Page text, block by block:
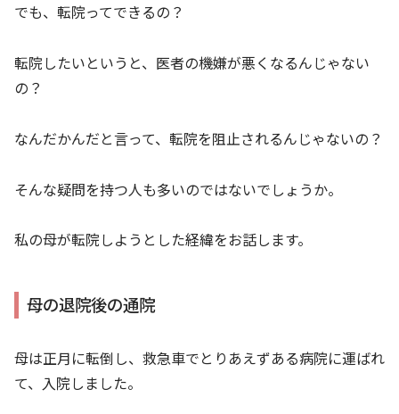
でも、転院ってできるの？
転院したいというと、医者の機嫌が悪くなるんじゃない
の？
なんだかんだと言って、転院を阻止されるんじゃないの？
そんな疑問を持つ人も多いのではないでしょうか。
私の母が転院しようとした経緯をお話します。
母の退院後の通院
母は正月に転倒し、救急車でとりあえずある病院に運ばれ
て、入院しました。